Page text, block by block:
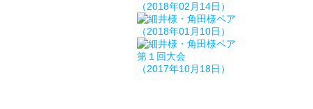
（2018年02月14日）
（2018年01月10日）
第１回大会
（2017年10月18日）